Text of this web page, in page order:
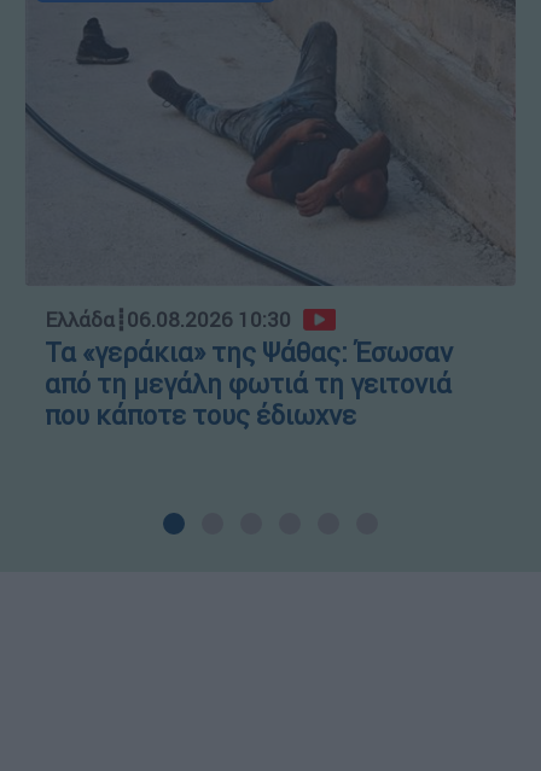
Ελλάδα┋06.08.2026 10:30
Τα «γεράκια» της Ψάθας: Έσωσαν
από τη μεγάλη φωτιά τη γειτονιά
που κάποτε τους έδιωχνε